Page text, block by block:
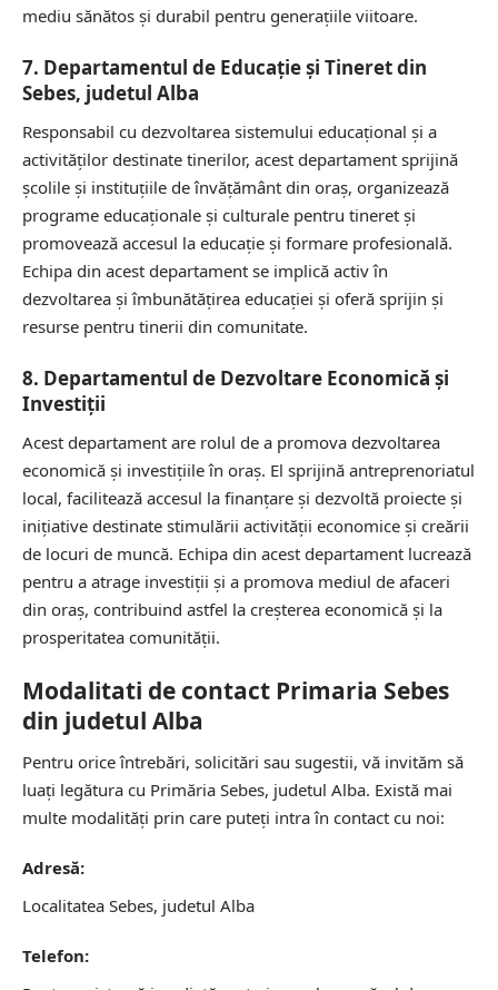
mediu sănătos și durabil pentru generațiile viitoare.
7. Departamentul de Educație și Tineret din
Sebes, judetul Alba
Responsabil cu dezvoltarea sistemului educațional și a
activităților destinate tinerilor, acest departament sprijină
școlile și instituțiile de învățământ din oraș, organizează
programe educaționale și culturale pentru tineret și
promovează accesul la educație și formare profesională.
Echipa din acest departament se implică activ în
dezvoltarea și îmbunătățirea educației și oferă sprijin și
resurse pentru tinerii din comunitate.
8. Departamentul de Dezvoltare Economică și
Investiții
Acest departament are rolul de a promova dezvoltarea
economică și investițiile în oraș. El sprijină antreprenoriatul
local, facilitează accesul la finanțare și dezvoltă proiecte și
inițiative destinate stimulării activității economice și creării
de locuri de muncă. Echipa din acest departament lucrează
pentru a atrage investiții și a promova mediul de afaceri
din oraș, contribuind astfel la creșterea economică și la
prosperitatea comunității.
Modalitati de contact Primaria Sebes
din judetul Alba
Pentru orice întrebări, solicitări sau sugestii, vă invităm să
luați legătura cu Primăria Sebes, judetul Alba. Există mai
multe modalități prin care puteți intra în contact cu noi:
Adresă:
Localitatea Sebes, judetul Alba
Telefon: